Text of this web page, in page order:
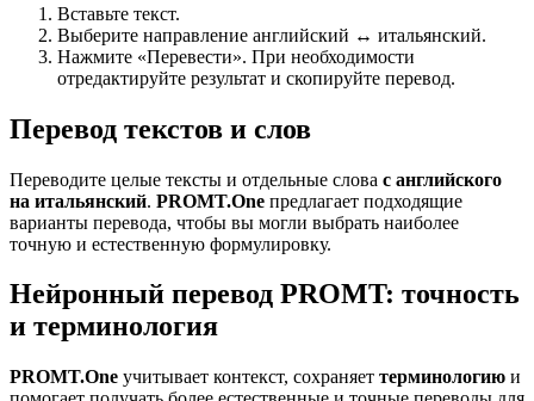
Вставьте текст.
Выберите направление английский ↔ итальянский.
Нажмите «Перевести». При необходимости
отредактируйте результат и скопируйте перевод.
Перевод текстов и слов
Переводите целые тексты и отдельные слова с английского
на итальянский. PROMT.One предлагает подходящие
варианты перевода, чтобы вы могли выбрать наиболее
точную и естественную формулировку.
Нейронный перевод PROMT: точность
и терминология
PROMT.One учитывает контекст, сохраняет терминологию и